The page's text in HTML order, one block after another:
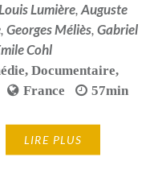
Lumière,Auguste
,Georges Méliès,Gabriel
Cohl
,Documentaire
France 57min
LIRE PLUS